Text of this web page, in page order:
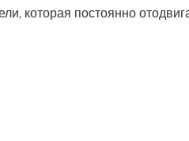
которая постоянно